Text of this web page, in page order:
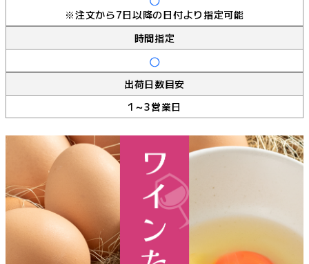
※注文から7日以降の日付より指定可能
時間指定
出荷日数目安
1～3営業日